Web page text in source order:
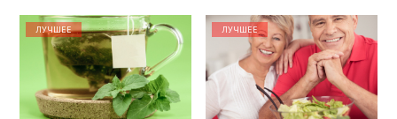
ЛУЧШЕЕ ЛУЧШЕЕ